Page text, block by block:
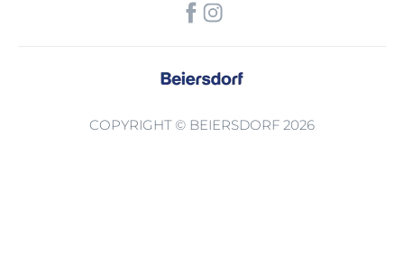
COPYRIGHT © BEIERSDORF 2026